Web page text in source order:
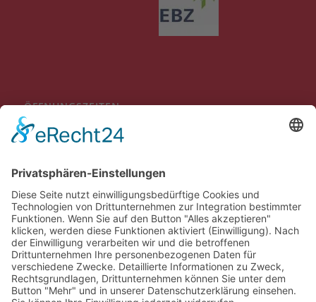
ÖFFNUNGSZEITEN
Mo-Do 09:00 bis 12:00 Uhr
13:30 bis 16:00 Uhr
Individuelle Terminvereinbarungen außerhalb der genannten
Öffnungszeiten sind möglich.
BEWERTUNGEN